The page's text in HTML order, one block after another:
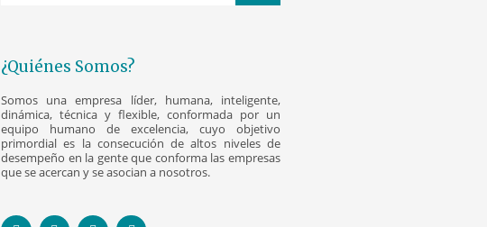
¿Quiénes Somos?
Somos una empresa líder, humana, inteligente,
dinámica, técnica y flexible, conformada por un
equipo humano de excelencia, cuyo objetivo
primordial es la consecución de altos niveles de
desempeño en la gente que conforma las empresas
que se acercan y se asocian a nosotros.